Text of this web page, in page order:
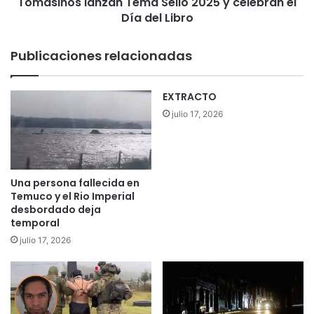
a
n
a
d
i
d
a
t
r
a
c
i
n
s
p
i
i
ó
Día del Libro
Publicaciones relacionadas
Una persona fallecida en
Temuco y el Rio Imperial
desbordado deja
temporal
julio 17, 2026
EXTRACTO
julio 17, 2026